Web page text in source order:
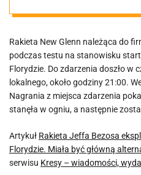
na
Miała
główną
SpaceX
Rakieta New Glenn należąca do
podczas testu na stanowisku
Florydzie. Do zdarzenia doszło w
lokalnego, około godziny 21:00.
Nagrania z miejsca zdarzenia
stanęła w ogniu, a następnie
Artykuł Rakieta Jeffa Bezosa
Florydzie. Miała być główną
serwisu Kresy – wiadomości,